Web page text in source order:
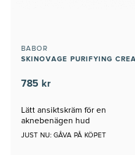
BABOR
SKINOVAGE PURIFYING
785 kr
Lätt ansiktskräm för en
aknebenägen hud
JUST NU: GÅVA PÅ KÖPET